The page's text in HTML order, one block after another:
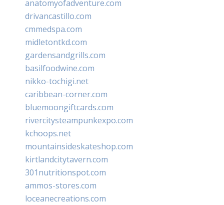
anatomyofadventure.com
drivancastillo.com
cmmedspa.com
midletontkd.com
gardensandgrills.com
basilfoodwine.com
nikko-tochigi.net
caribbean-corner.com
bluemoongiftcards.com
rivercitysteampunkexpo.com
kchoops.net
mountainsideskateshop.com
kirtlandcitytavern.com
301nutritionspot.com
ammos-stores.com
loceanecreations.com